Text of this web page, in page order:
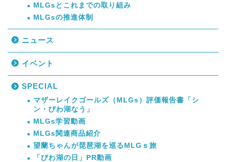
MLGsとこれまでの取り組み
MLGsの推進体制
ニュース
イベント
SPECIAL
マザーレイクゴールズ（MLGs）評価報告書「シ
ン・びわ湖なう」
MLGs学習動画
MLGs関連商品紹介
望蘭ちゃんが琵琶湖を巡るMLGｓ旅
「びわ湖の日」PR動画